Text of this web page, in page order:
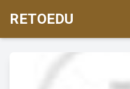
RETOEDU